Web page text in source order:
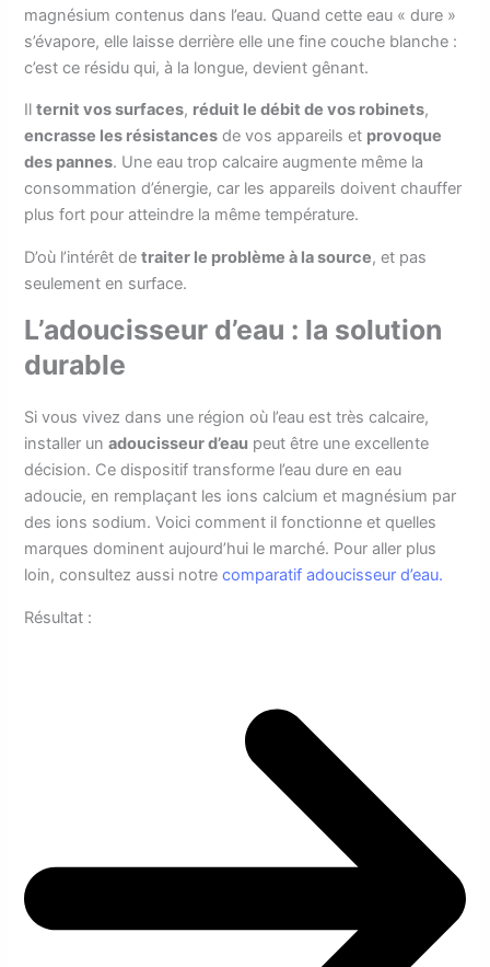
magnésium contenus dans l’eau. Quand cette eau « dure »
s’évapore, elle laisse derrière elle une fine couche blanche :
c’est ce résidu qui, à la longue, devient gênant.
Ilternit vos surfaces, réduit le débit de vos robinets,
encrasse les résistances de vos appareils et provoque
des pannes. Une eau trop calcaire augmente même la
consommation d’énergie, car les appareils doivent chauffer
plus fort pour atteindre la même température.
D’où l’intérêt detraiter le problème à la source, et pas
seulement en surface.
L’adoucisseur d’eau : la solution
durable
Si vous vivez dans une région où l’eau est très calcaire,
installer unadoucisseur d’eau peut être une excellente
décision. Ce dispositif transforme l’eau dure en eau
adoucie, en remplaçant les ions calcium et magnésium par
des ions sodium. Voici comment il fonctionne et quelles
marques dominent aujourd’hui le marché. Pour aller plus
loin, consultez aussi notrecomparatif adoucisseur d’eau.
Résultat :